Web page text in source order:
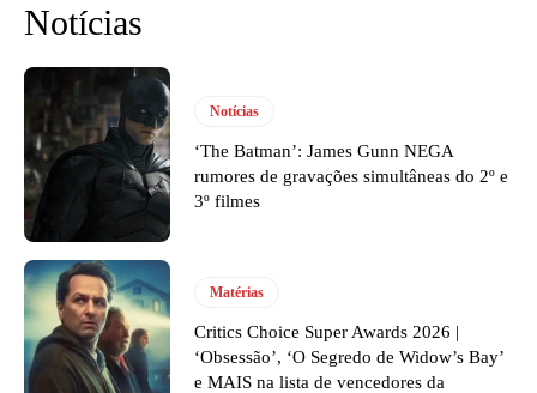
Notícias
Notícias
‘The Batman’: James Gunn NEGA
rumores de gravações simultâneas do 2º e
3º filmes
Matérias
Critics Choice Super Awards 2026 |
‘Obsessão’, ‘O Segredo de Widow’s Bay’
e MAIS na lista de vencedores da